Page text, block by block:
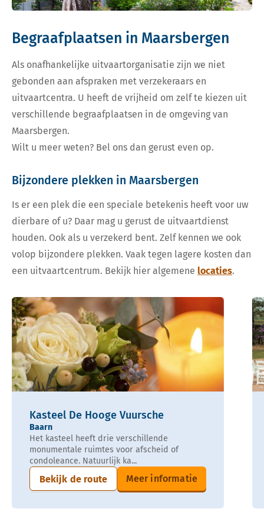
Begraafplaatsen in Maarsbergen
Als onafhankelijke uitvaartorganisatie zijn we niet
gebonden aan afspraken met verzekeraars en
uitvaartcentra. U heeft de vrijheid om zelf te kiezen uit
verschillende begraafplaatsen in de omgeving van
Maarsbergen.
Wilt u meer weten? Bel ons dan gerust even op.
Bijzondere plekken in Maarsbergen
Is er een plek die een speciale betekenis heeft voor uw
dierbare of u? Daar mag u gerust de uitvaartdienst
houden. Ook als u verzekerd bent. Zelf kennen we ook
volop bijzondere plekken. Vaak tegen lagere kosten dan
een uitvaartcentrum. Bekijk hier algemene locaties.
Kasteel De Hooge Vuursche
Baarn
Het kasteel heeft drie verschillende
monumentale ruimtes voor afscheid of
condoleance. Natuurlijk ka...
Bekijk de route Meer informatie